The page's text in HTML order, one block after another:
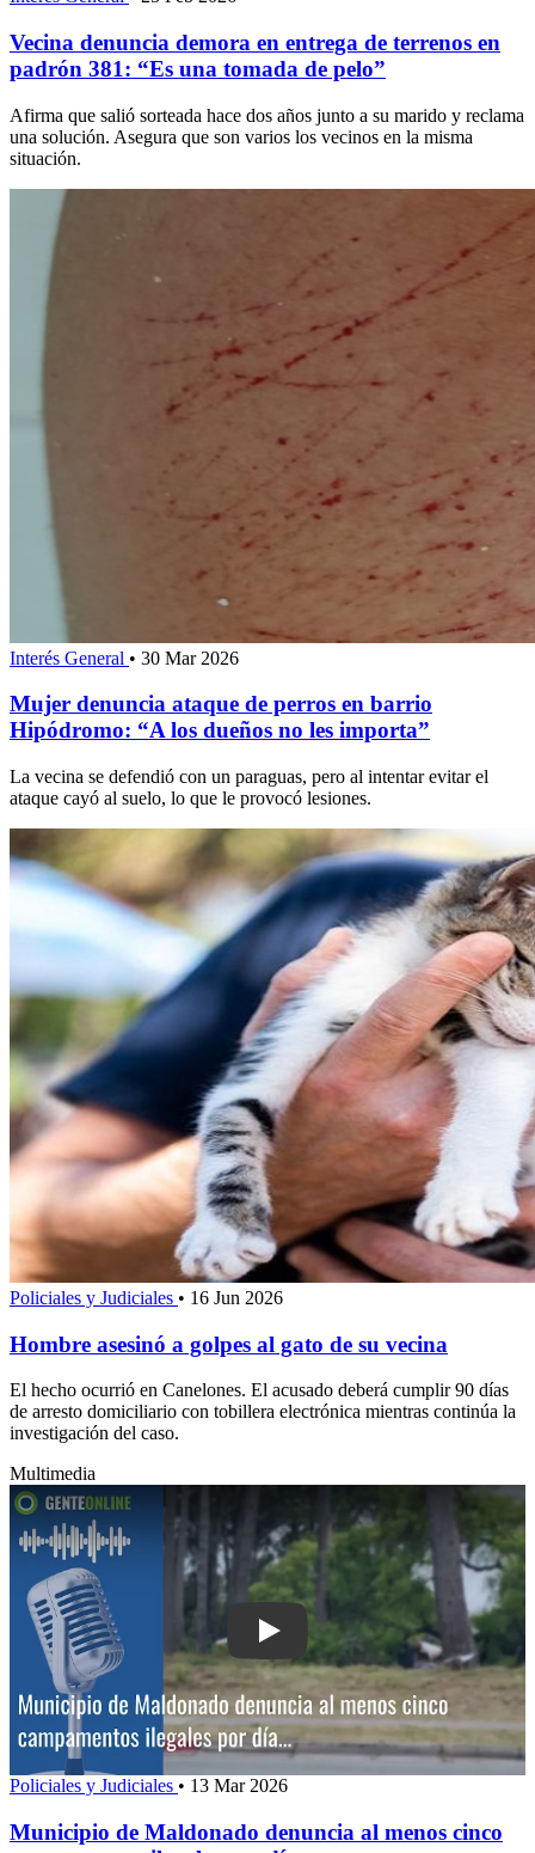
Vecina denuncia demora en entrega de terrenos en
padrón 381: “Es una tomada de pelo”
Afirma que salió sorteada hace dos años junto a su marido y reclama
una solución. Asegura que son varios los vecinos en la misma
situación.
Interés General • 30 Mar 2026
Mujer denuncia ataque de perros en barrio
Hipódromo: “A los dueños no les importa”
La vecina se defendió con un paraguas, pero al intentar evitar el
ataque cayó al suelo, lo que le provocó lesiones.
Policiales y Judiciales • 16 Jun 2026
Hombre asesinó a golpes al gato de su vecina
El hecho ocurrió en Canelones. El acusado deberá cumplir 90 días
de arresto domiciliario con tobillera electrónica mientras continúa la
investigación del caso.
Multimedia
Play: Municipio de Maldonado
Policiales y Judiciales • 13 Mar 2026
Municipio de Maldonado denuncia al menos cinco